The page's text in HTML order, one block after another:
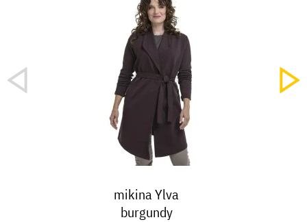
mikina Ylva
burgundy